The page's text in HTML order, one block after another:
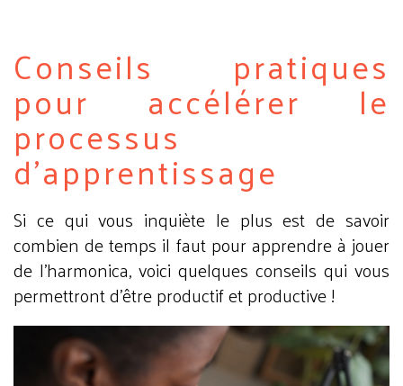
Conseils pratiques
pour accélérer le
processus
d'apprentissage
Si ce qui vous inquiète le plus est de savoir
combien de temps il faut pour apprendre à jouer
de l'harmonica, voici quelques conseils qui vous
permettront d'être productif et productive !